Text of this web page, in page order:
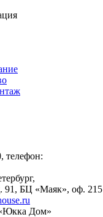
телефон:
91, БЦ «Маяк», оф. 215
Дoм»